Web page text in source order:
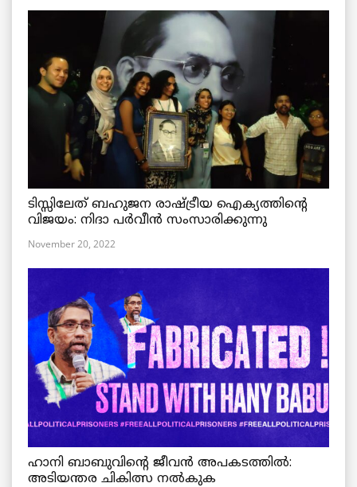
ടിസ്സിലേത് ബഹുജന രാഷ്ട്രീയ ഐക്യത്തിന്റെ
വിജയം: നിദാ പർവീൻ സംസാരിക്കുന്നു
November 20, 2022
ഹാനി ബാബുവിന്റെ ജീവൻ അപകടത്തിൽ:
അടിയന്തര ചികിത്സ നൽകുക